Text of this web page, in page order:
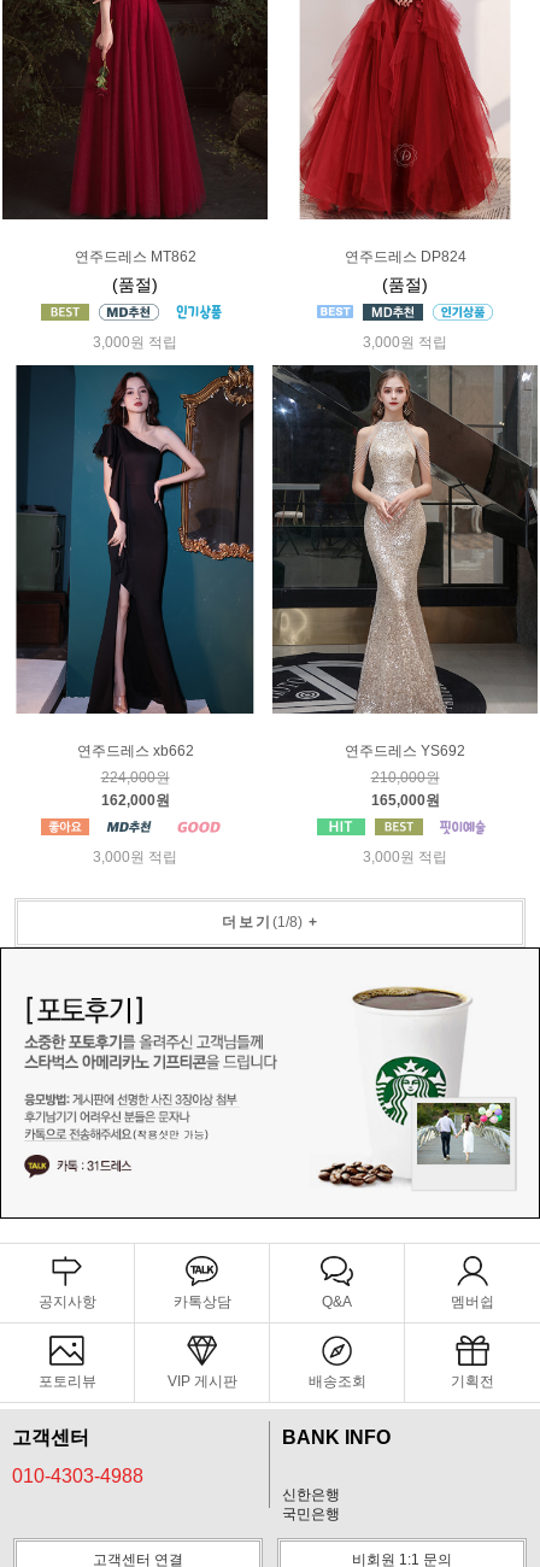
연주드레스 MT862
(품절)
3,000원 적립
연주드레스 DP824
(품절)
3,000원 적립
연주드레스 xb662
224,000원
162,000원
3,000원 적립
연주드레스 YS692
210,000원
165,000원
3,000원 적립
더보기 (1/8)+
공지사항 카톡상담 Q&A 멤버쉽
포토리뷰 VIP 게시판 배송조회 기획전
고객센터
010-4303-4988
BANK INFO
신한은행
국민은행
고객센터 연결 비회원 1:1 문의